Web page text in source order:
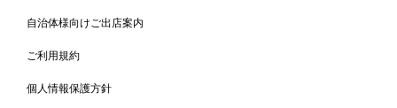
自治体様向けご出店案内
ご利用規約
個人情報保護方針